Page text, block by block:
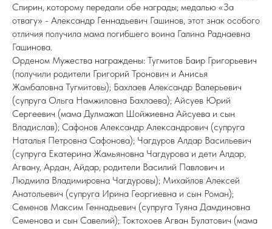
Спирин, которому передали обе награды; медалью «За
отвагу» - Александр Геннадьевич Гашинов, этот знак особого
отличия получила мама погибшего воина Галина Раднаевна
Гашинова.
Орденом Мужества награждены: Тугмитов Баир Григорьевич
(получили родители Григорий Тронович и Анисья
Жамбаловна Тугмитовы); Бахлаев Александр Валерьевич
(супруга Ольга Намжиловна Бахлаева); Айсуев Юрий
Сергеевич (мама Дулмажап Шойжиевна Айсуева и сын
Владислав); Сафонов Александр Александрович (супруга
Наталья Петровна Сафонова); Чагдуров Алдар Васильевич
(супруга Екатерина Жамьяновна Чагдурова и дети Алдар,
Агвану, Ардан, Айдар, родители Василий Павлович и
Людмила Владимировна Чагдуровы); Михайлов Алексей
Анатольевич (супруга Ирина Георгиевна и сын Роман);
Семенов Максим Геннадьевич (супруга Туяна Дамдиновна
Семенова и сын Савелий); Токтохоев Агван Булатович (мама